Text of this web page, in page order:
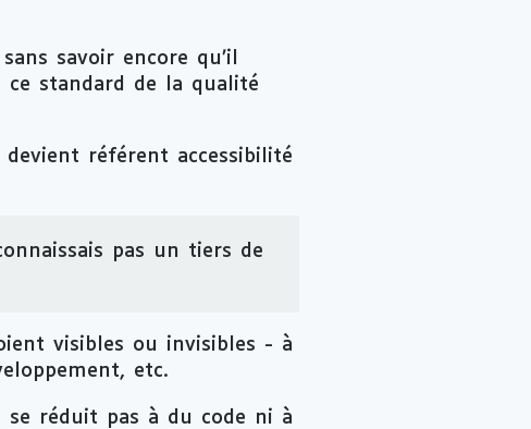
savoir encore qu’il
ce standard de la qualité
référent accessibilité
pas un tiers de
visibles ou invisibles - à
etc.
se réduit pas à du code ni à